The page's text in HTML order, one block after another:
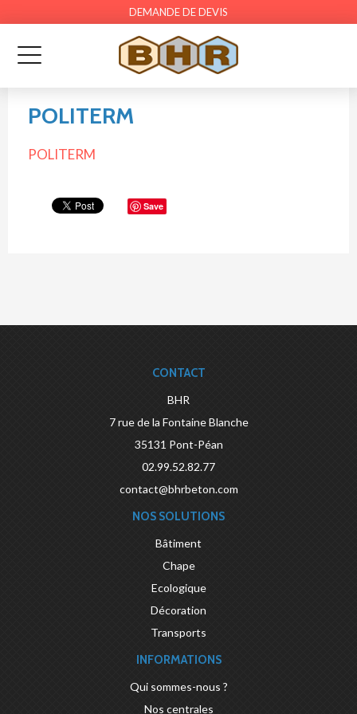
DEMANDE DE DEVIS
POLITERM
POLITERM
Save
CONTACT
BHR
7 rue de la Fontaine Blanche
35131 Pont-Péan
02.99.52.82.77
contact@bhrbeton.com
NOS SOLUTIONS
Bâtiment
Chape
Ecologique
Décoration
Transports
INFORMATIONS
Qui sommes-nous ?
Nos centrales